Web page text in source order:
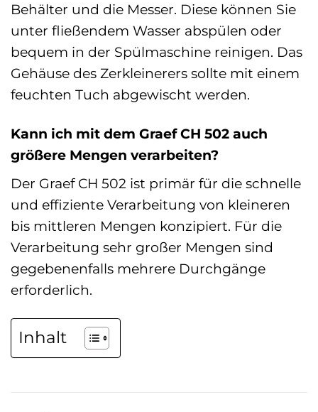
Behälter und die Messer. Diese können Sie
unter fließendem Wasser abspülen oder
bequem in der Spülmaschine reinigen. Das
Gehäuse des Zerkleinerers sollte mit einem
feuchten Tuch abgewischt werden.
Kann ich mit dem Graef CH 502 auch
größere Mengen verarbeiten?
Der Graef CH 502 ist primär für die schnelle
und effiziente Verarbeitung von kleineren
bis mittleren Mengen konzipiert. Für die
Verarbeitung sehr großer Mengen sind
gegebenenfalls mehrere Durchgänge
erforderlich.
Inhalt